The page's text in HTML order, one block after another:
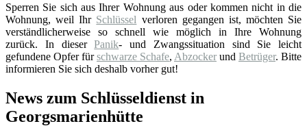
Sperren Sie sich aus Ihrer Wohnung aus oder kommen nicht in die
Wohnung, weil Ihr Schlüssel verloren gegangen ist, möchten Sie
verständlicherweise so schnell wie möglich in Ihre Wohnung
zurück. In dieserPanik- und Zwangssituation sind Sie leicht
gefundene Opfer fürschwarze Schafe, Abzocker und Betrüger. Bitte
informieren Sie sich deshalb vorher gut!
News zum Schlüsseldienst in
Georgsmarienhütte